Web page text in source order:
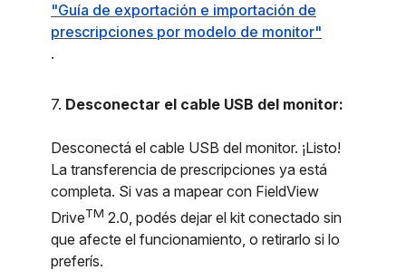
"Guía de exportación e importación de
prescripciones por modelo de monitor"
.
7. Desconectar el cable USB del monitor:
Desconectá el cable USB del monitor. ¡Listo!
La transferencia de prescripciones ya está
completa. Si vas a mapear con FieldView
DriveTM 2.0, podés dejar el kit conectado sin
que afecte el funcionamiento, o retirarlo si lo
preferís.